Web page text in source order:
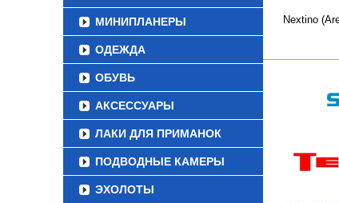
МИНИПЛАНЕРЫ
ОДЕЖДА
ОБУВЬ
АКСЕССУАРЫ
ЛАКИ ДЛЯ ПРИМАНОК
ПОДВОДНЫЕ КАМЕРЫ
ЭХОЛОТЫ
Nextino